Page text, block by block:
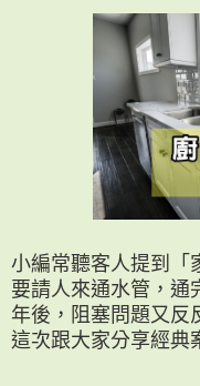
小編常聽客人提到「
要請人來通水管，通
年後，阻塞問題又反
這次跟大家分享經典